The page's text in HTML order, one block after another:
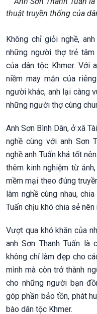
thuật truyền thống của
Không chỉ giỏi nghề,
những người thợ trẻ
của dân tộc Khmer. Với
niềm may mắn của
người khác, anh lại càng
những người thợ cùng
Anh Sơn Bình Dân, ở xã
nghề cùng với anh Sơn
nghề anh Tuấn khá tốt
thêm kinh nghiệm từ
mềm mại theo đúng
làm nghề cùng nhau,
Tuấn chịu khó chia sẻ
Vượt qua khó khăn của
anh Sơn Thanh Tuấn là
không chỉ làm đẹp cho
mình mà còn trở thành
cho những người bạn
góp phần bảo tồn, phát
bào dân tộc Khmer.